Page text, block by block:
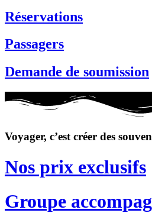
Réservations
Passagers
Demande de soumission
Voyager, c’est créer des
Nos prix exclusifs
Groupe